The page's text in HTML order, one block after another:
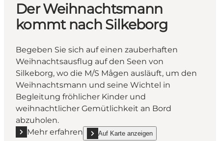
Der Weihnachtsmann
kommt nach Silkeborg
Begeben Sie sich auf einen zauberhaften
Weihnachtsausflug auf den Seen von
Silkeborg, wo die M/S Mågen ausläuft, um den
Weihnachtsmann und seine Wichtel in
Begleitung fröhlicher Kinder und
weihnachtlicher Gemütlichkeit an Bord
abzuholen.
Mehr erfahren
Mehr erfahren "Der Weihnachtsmann kommt nach
Auf Karte anzeigen
show Der Weihnachtsmann kommt nach